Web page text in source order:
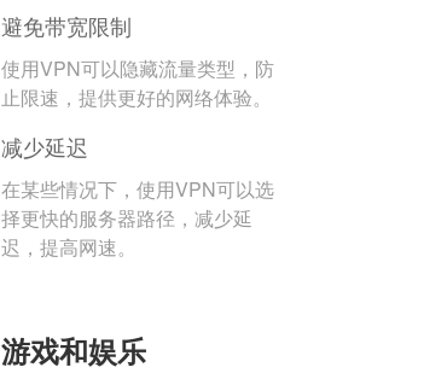
避免带宽限制
使用VPN可以隐藏流量类型，防
止限速，提供更好的网络体验。
减少延迟
在某些情况下，使用VPN可以选
择更快的服务器路径，减少延
迟，提高网速。
游戏和娱乐